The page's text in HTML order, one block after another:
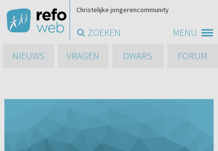
MENU
Christelijke jongerencommunity
ZOEKEN
NIEUWS
VRAGEN DWARS FORUM